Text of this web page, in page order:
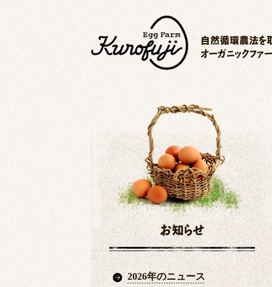
自然循環農法を
オーガニックファ
お知らせ
2026年のニュース